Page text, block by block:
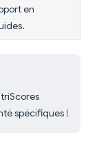
en
spécifiques !